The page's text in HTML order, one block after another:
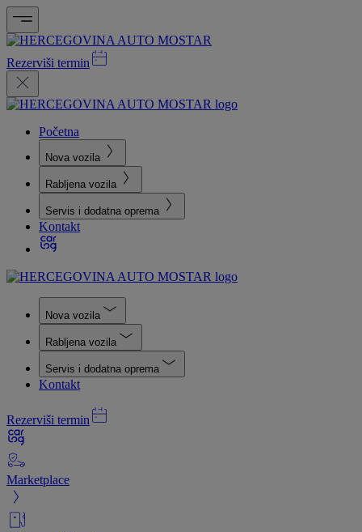
Rezerviši termin
Početna
Nova vozila
Rabljena vozila
Servis i dodatna oprema
Kontakt
Nova vozila
Rabljena vozila
Servis i dodatna oprema
Kontakt
Rezerviši termin
Marketplace